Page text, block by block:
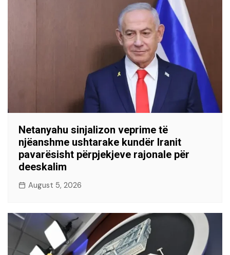
Netanyahu sinjalizon veprime të
njëanshme ushtarake kundër Iranit
pavarësisht përpjekjeve rajonale për
deeskalim
August 5, 2026